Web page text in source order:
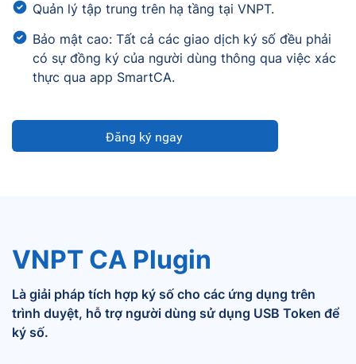
Quản lý tập trung trên hạ tầng tại VNPT.
Bảo mật cao: Tất cả các giao dịch ký số đều phải
có sự đồng ký của người dùng thông qua việc xác
thực qua app SmartCA.
Đăng ký ngay
VNPT CA Plugin
Là giải pháp tích hợp ký số cho các ứng dụng trên
trình duyệt, hỗ trợ người dùng sử dụng USB Token để
ký số.